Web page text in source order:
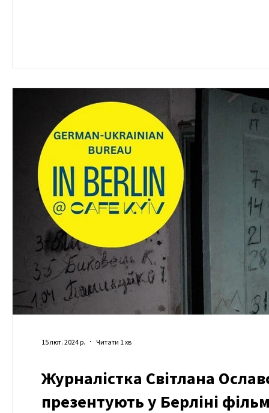
Журналістка Світлана
презентують у Берліні
15 лют. 2024 р. Читати 1 хв